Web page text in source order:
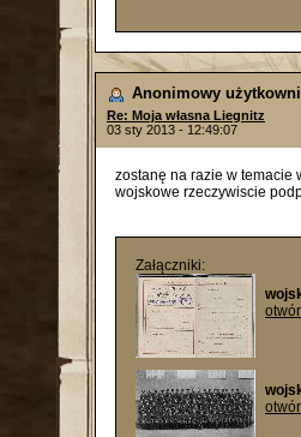
Anonimowy
Re: Moja własna Liegnitz
03 sty 2013 - 12:49:07
zostanę na razie w temacie
wojskowe rzeczywiscie
Załączniki: